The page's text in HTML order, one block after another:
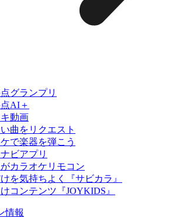
グランプリ
AI＋
動画
曲をリクエスト
で楽器を弾こう
ビアプリ
カラオケリモコン
を気持ちよく『サビカラ』
コンテンツ『JOYKIDS』
情報